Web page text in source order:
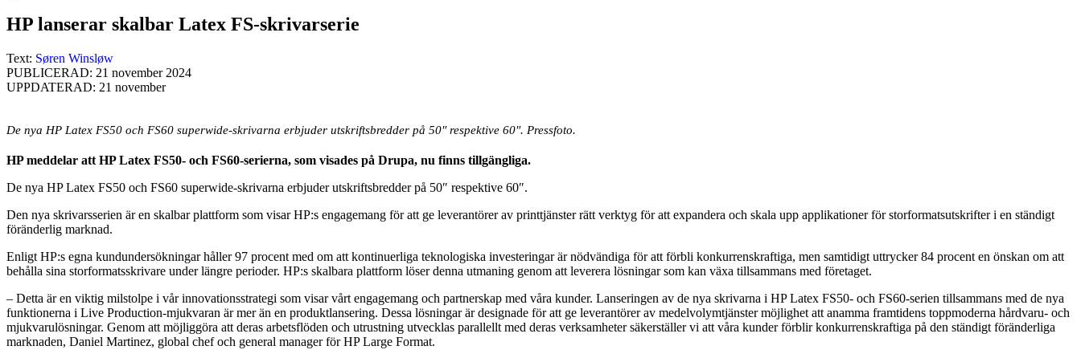
HP lanserar skalbar Latex FS-skrivarserie
Text: Søren Winsløw
PUBLICERAD: 21 november 2024
UPPDATERAD: 21 november
De nya HP Latex FS50 och FS60 superwide-skrivarna erbjuder utskriftsbredder på 50″ respektive 60″. Pressfoto.
HP meddelar att HP Latex FS50- och FS60-serierna, som visades på Drupa, nu finns tillgängliga.
De nya HP Latex FS50 och FS60 superwide-skrivarna erbjuder utskriftsbredder på 50″ respektive 60″.
Den nya skrivarsserien är en skalbar plattform som visar HP:s engagemang för att ge leverantörer av printtjänster rätt verktyg för att expandera och skala upp applikationer för storformatsutskrifter i en ständigt
föränderlig marknad.
Enligt HP:s egna kundundersökningar håller 97 procent med om att kontinuerliga teknologiska investeringar är nödvändiga för att förbli konkurrenskraftiga, men samtidigt uttrycker 84 procent en önskan om att
behålla sina storformatsskrivare under längre perioder. HP:s skalbara plattform löser denna utmaning genom att leverera lösningar som kan växa tillsammans med företaget.
– Detta är en viktig milstolpe i vår innovationsstrategi som visar vårt engagemang och partnerskap med våra kunder. Lanseringen av de nya skrivarna i HP Latex FS50- och FS60-serien tillsammans med de nya
funktionerna i Live Production-mjukvaran är mer än en produktlansering. Dessa lösningar är designade för att ge leverantörer av medelvolymtjänster möjlighet att anamma framtidens toppmoderna hårdvaru- och
mjukvarulösningar. Genom att möjliggöra att deras arbetsflöden och utrustning utvecklas parallellt med deras verksamheter säkerställer vi att våra kunder förblir konkurrenskraftiga på den ständigt föränderliga
marknaden, Daniel Martinez, global chef och general manager för HP Large Format.